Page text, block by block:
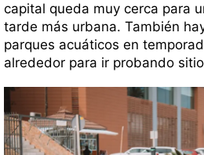
capital queda muy cerca para
tarde más urbana. También
parques acuáticos en
alrededor para ir probando